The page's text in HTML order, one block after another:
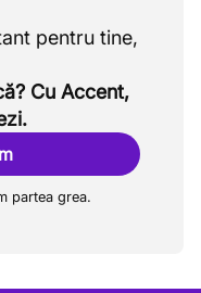
pentru tine,
Cu Accent,
partea grea.